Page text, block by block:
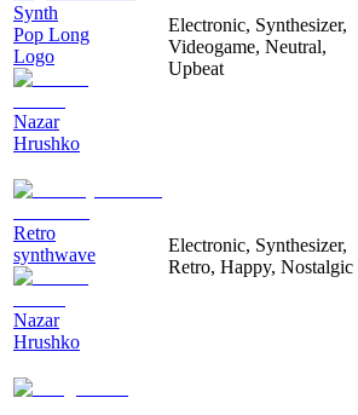
Synth
Pop Long
Logo
Nazar
Hrushko
Electronic, Synthesizer,
Videogame, Neutral,
Upbeat
Retro
synthwave
Nazar
Hrushko
Electronic, Synthesizer,
Retro, Happy, Nostalgic